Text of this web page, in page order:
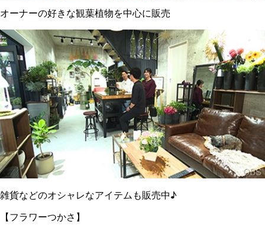
オーナーの好きな観葉植物を中心に販売
雑貨などのオシャレなアイテムも販売中♪
【フラワーつかさ】